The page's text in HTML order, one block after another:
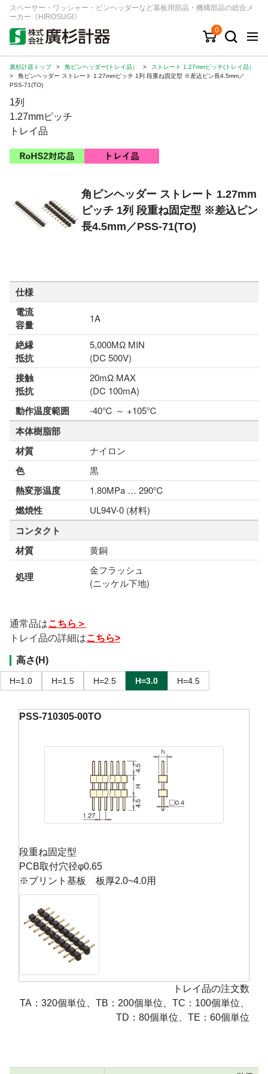
スペーサー・ワッシャー・ピンヘッダーなど基板用部品・機構部品の総合メ
ーカー《HIROSUGI》
0
キーワード 品番/シリーズ
商品カテゴリから探す
ジャンルから探す
シリーズから探す
注文・見積りについて
ご利用ガイド
廣杉計器トップ > 角ピンヘッダー(トレイ品） >
ストレート 1.27mmピッチ(トレイ品）
>
角ピンヘッダー ストレート 1.27mmピッチ 1列 段重ね固定型 ※差込ピン長4.5mm／
PSS-71(TO)
1列
1.27mmピッチ
トレイ品
角ピンヘッダー ストレート 1.27mm
ピッチ 1列 段重ね固定型 ※差込ピン
長4.5mm／PSS-71(TO)
仕様
電流
容量
1A
絶縁
抵抗
5,000MΩ MIN
(DC 500V)
接触
抵抗
20mΩ MAX
(DC 100mA)
動作温度範囲 -40℃ ～ +105℃
本体樹脂部
材質
ナイロン
色 黒
熱変形温度 1.80MPa … 290℃
燃焼性 UL94V-0 (材料)
コンタクト
材質
黄銅
処理
金フラッシュ
(ニッケル下地)
通常品はこちら＞
トレイ品の詳細はこちら>
高さ(H)
H=1.0 H=1.5 H=2.5 H=3.0 H=4.5
PSS-710305-00TO
段重ね固定型
PCB取付穴径φ0.65
※プリント基板 板厚2.0~4.0用
トレイ品の注文数
TA：320個単位、TB：200個単位、TC：100個単位、
TD：80個単位、TE：60個単位